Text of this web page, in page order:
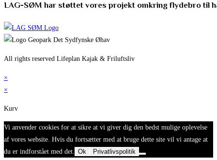
LAG-SØM har støttet vores projekt omkring flydebro til
All rights reserved Lifeplan Kajak & Friluftsliv
×
×
Kurv
Vi anvender cookies for at sikre at vi giver dig den bedst mulige oplevelse
af vores website. Hvis du fortsætter med at bruge dette site vil vi antage at
du er indforstået med det.
Ok Privatlivspolitik